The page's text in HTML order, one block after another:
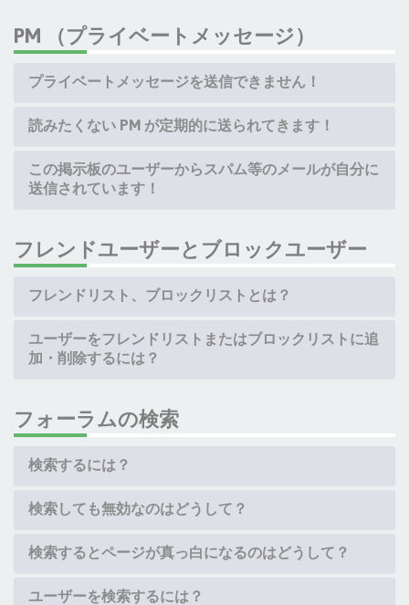
PM （プライベートメッセージ）
プライベートメッセージを送信できません！
読みたくない PM が定期的に送られてきます！
この掲示板のユーザーからスパム等のメールが自分に
送信されています！
フレンドユーザーとブロックユーザー
フレンドリスト、ブロックリストとは？
ユーザーをフレンドリストまたはブロックリストに追
加・削除するには？
フォーラムの検索
検索するには？
検索しても無効なのはどうして？
検索するとページが真っ白になるのはどうして？
ユーザーを検索するには？